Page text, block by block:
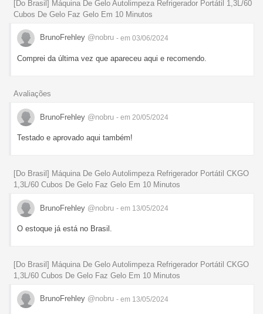
[Do Brasil] Máquina De Gelo Autolimpeza Refrigerador Portátil 1,3L/60
Cubos De Gelo Faz Gelo Em 10 Minutos
BrunoFrehley @nobru - em 03/06/2024
Comprei da última vez que apareceu aqui e recomendo.
Avaliações
BrunoFrehley @nobru - em 20/05/2024
Testado e aprovado aqui também!
[Do Brasil] Máquina De Gelo Autolimpeza Refrigerador Portátil CKGO
1,3L/60 Cubos De Gelo Faz Gelo Em 10 Minutos
BrunoFrehley @nobru - em 13/05/2024
O estoque já está no Brasil.
[Do Brasil] Máquina De Gelo Autolimpeza Refrigerador Portátil CKGO
1,3L/60 Cubos De Gelo Faz Gelo Em 10 Minutos
BrunoFrehley @nobru - em 13/05/2024